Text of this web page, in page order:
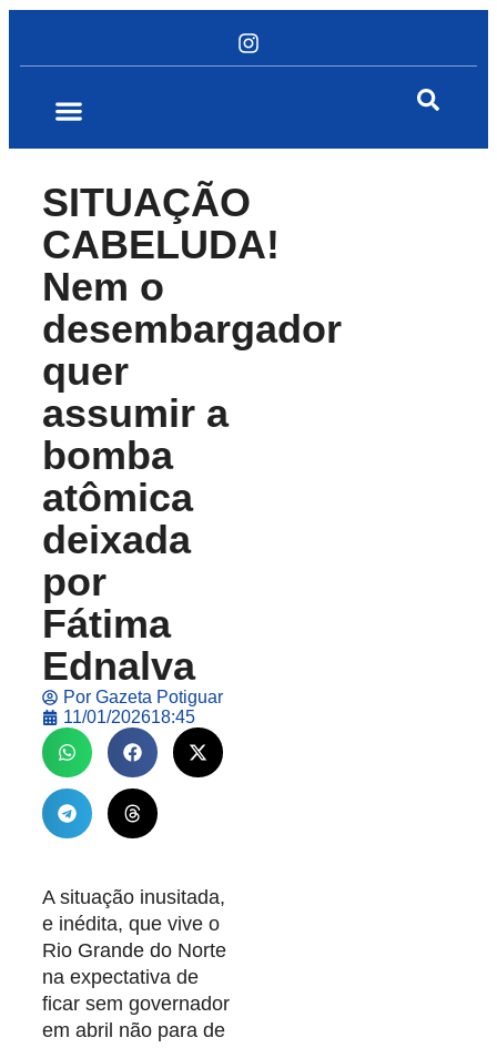
SITUAÇÃO
CABELUDA!
Nem o
desembargador
quer
assumir a
bomba
atômica
deixada
por
Fátima
Ednalva
Por Gazeta Potiguar
11/01/202618:45
A situação inusitada,
e inédita, que vive o
Rio Grande do Norte
na expectativa de
ficar sem governador
em abril não para de